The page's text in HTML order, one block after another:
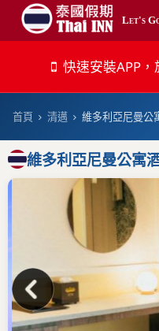
Let's
熱門
奢華
快速安裝APP
首頁 清邁 維多利亞尼曼公
維多利亞尼曼公寓